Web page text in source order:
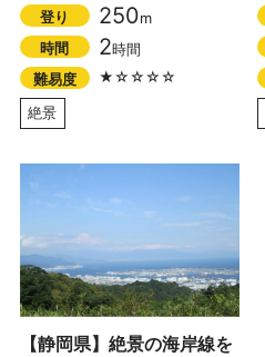
登り
250m
時間
2時間
難易度
★☆☆☆☆
絶景
【静岡県】絶景の海岸線を